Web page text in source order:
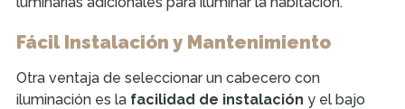
Fácil Instalación y Mantenimiento
Otra ventaja de seleccionar un cabecero con
iluminación es la facilidad de instalación y el bajo